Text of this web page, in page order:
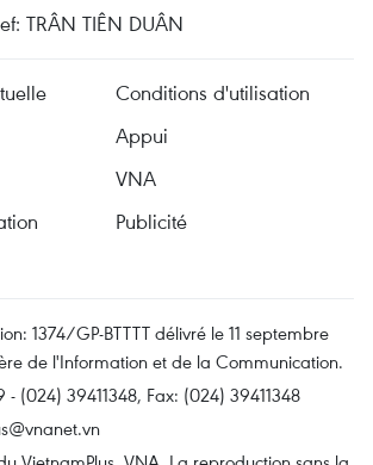
TRÂN TIÊN DUÂN
Conditions d'utilisation
Appui
VNA
Publicité
1374/GP-BTTTT délivré le 11 septembre
de l'Information et de la Communication.
- (024) 39411348, Fax: (024) 39411348